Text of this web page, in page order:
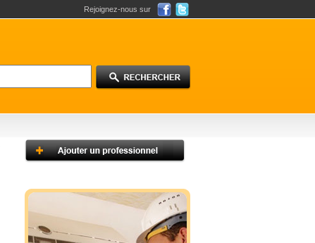
Rejoignez-nous sur